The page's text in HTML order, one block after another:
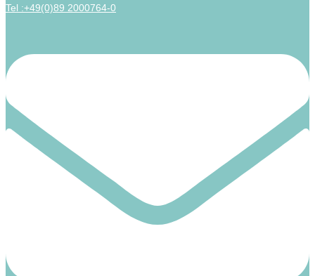
Tel :+49(0)89 2000764-0